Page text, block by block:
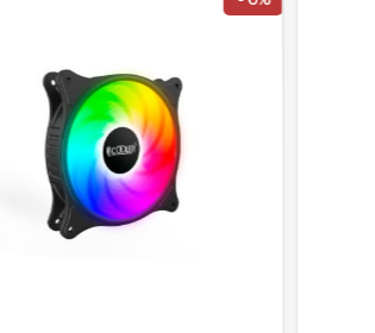
Размеры вентилятора :
Тип подшипника :
Скорость вращения :